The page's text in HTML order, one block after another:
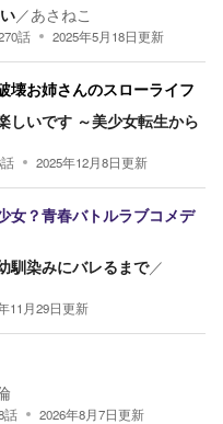
／あさねこ
話 2025年5月18日更新
壊お姉さんのスローライフ
しいです ～美少女転生から
話 2025年12月8日更新
女？青春バトルラブコメデ
馴染みにバレるまで／
11月29日更新
話 2026年8月7日更新